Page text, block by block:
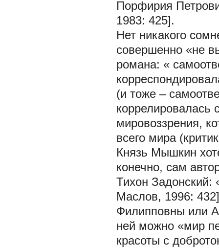
Порфирия
1983: 425].
Нет никакого
совершенно «не
романа: «
(и тоже –
коррелировалась
мировоззрения,
всего мира
Князь Мышкин
конечно, сам
Тихон Задонский:
Маслов, 1996:
Филипповны или
ней можно «мир
красоты с